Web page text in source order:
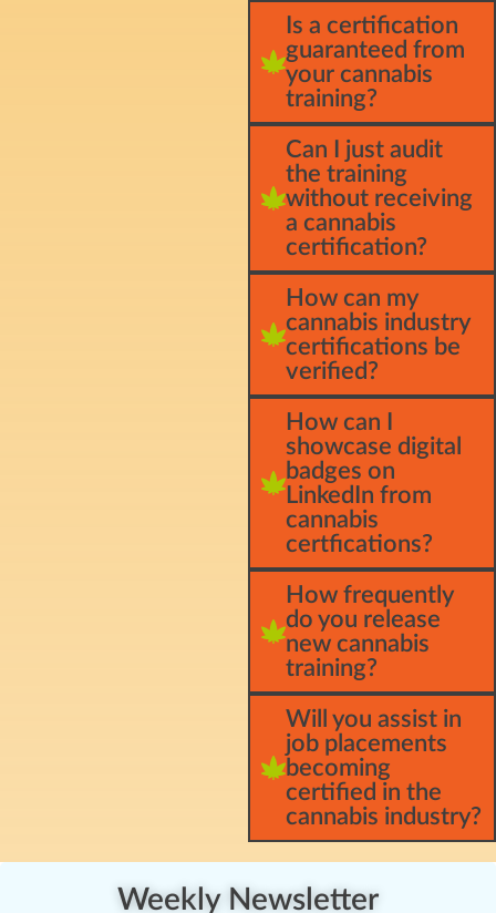
Is a certification
guaranteed from
your cannabis
training?
Can I just audit
the training
without receiving
a cannabis
certification?
How can my
cannabis industry
certifications be
verified?
How can I
showcase digital
badges on
LinkedIn from
cannabis
certfications?
How frequently
do you release
new cannabis
training?
Will you assist in
job placements
becoming
certified in the
cannabis industry?
Weekly Newsletter